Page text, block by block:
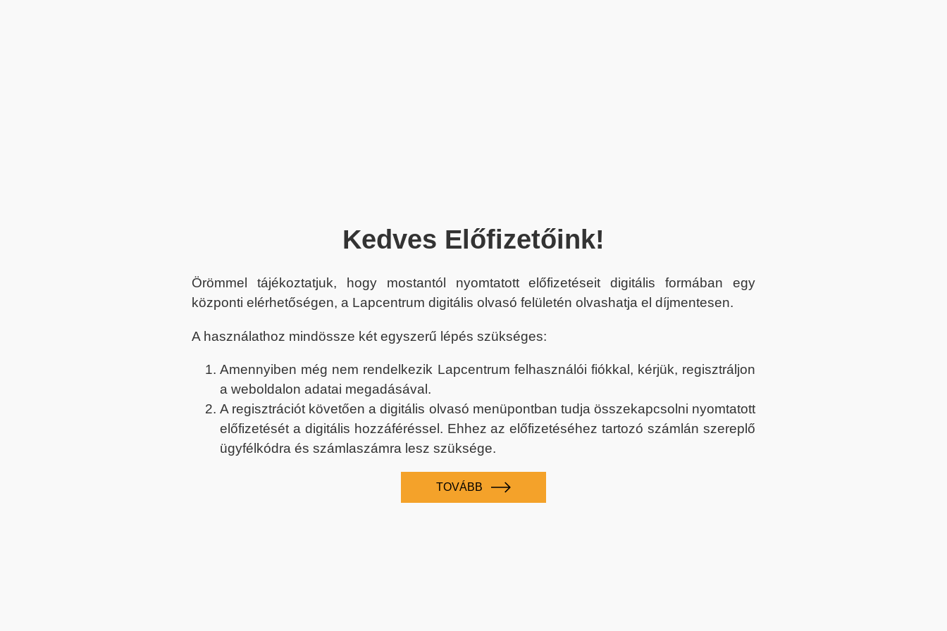
Kedves Előfizetőink!
Örömmel tájékoztatjuk, hogy mostantól nyomtatott előfizetéseit digitális formában egy
központi elérhetőségen, a Lapcentrum digitális olvasó felületén olvashatja el díjmentesen.
A használathoz mindössze két egyszerű lépés szükséges:
Amennyiben még nem rendelkezik Lapcentrum felhasználói fiókkal, kérjük, regisztráljon
a weboldalon adatai megadásával.
A regisztrációt követően a digitális olvasó menüpontban tudja összekapcsolni nyomtatott
előfizetését a digitális hozzáféréssel. Ehhez az előfizetéséhez tartozó számlán szereplő
ügyfélkódra és számlaszámra lesz szüksége.
TOVÁBB